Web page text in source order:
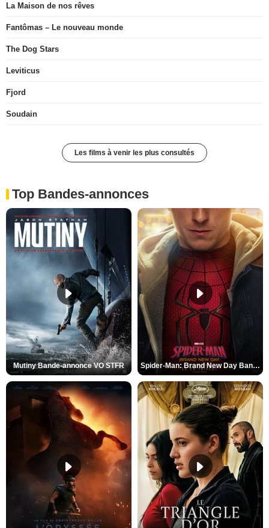
La Maison de nos rêves
Fantômas – Le nouveau monde
The Dog Stars
Leviticus
Fjord
Soudain
Les films à venir les plus consultés
Top Bandes-annonces
Mutiny Bande-annonce VO STFR Spider-Man: Brand New Day Bande-annonce VO STFR